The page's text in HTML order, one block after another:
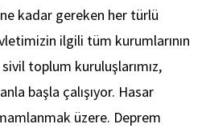
kadar gereken her türlü
ilgili tüm kurumlarının
toplum kuruluşlarımız,
başla çalışıyor. Hasar
üzere. Deprem